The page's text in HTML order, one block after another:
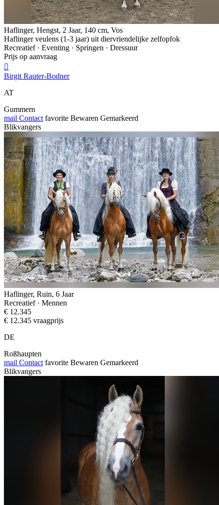
Haflinger, Hengst, 2 Jaar, 140 cm, Vos
Haflinger veulens (1-3 jaar) uit diervriendelijke zelfopfok
Recreatief · Eventing · Springen · Dressuur
Prijs op aanvraag

Birgit Rauter-Bodner
AT
Gummern
mail Contact favorite Bewaren Gemarkeerd
Blikvangers
Haflinger, Ruin, 6 Jaar
Recreatief · Mennen
€ 12.345
€ 12.345 vraagprijs
DE
Roßhaupten
mail Contact favorite Bewaren Gemarkeerd
Blikvangers